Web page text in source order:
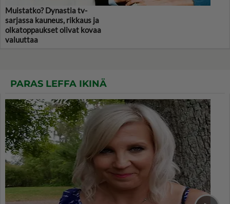
Muistatko? Dynastia tv-
sarjassa kauneus, rikkaus ja
olkatoppaukset olivat kovaa
valuuttaa
PARAS LEFFA IKINÄ